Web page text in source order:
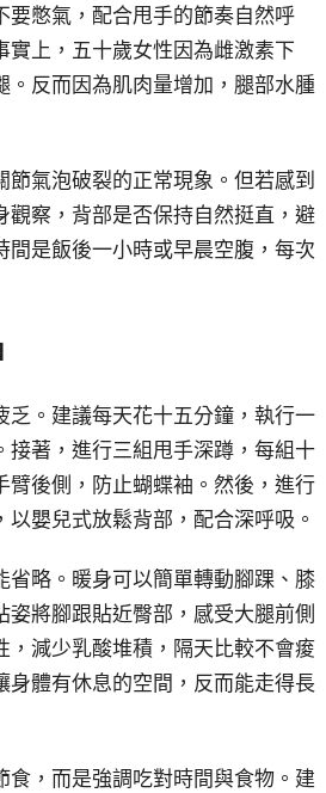
要憋氣，配合甩手的節奏自然呼
上，五十歲女性因為雌激素下
反而因為肌肉量增加，腿部水腫
氣泡破裂的正常現象。但若感到
察，背部是否保持自然挺直，避
是飯後一小時或早晨空腹，每次
。建議每天花十五分鐘，執行一
著，進行三組甩手深蹲，每組十
後側，防止蝴蝶袖。然後，進行
嬰兒式放鬆背部，配合深呼吸。
略。暖身可以簡單轉動腳踝、膝
將腳跟貼近臀部，感受大腿前側
減少乳酸堆積，隔天比較不會痠
體有休息的空間，反而能走得長
，而是強調吃對時間與食物。建